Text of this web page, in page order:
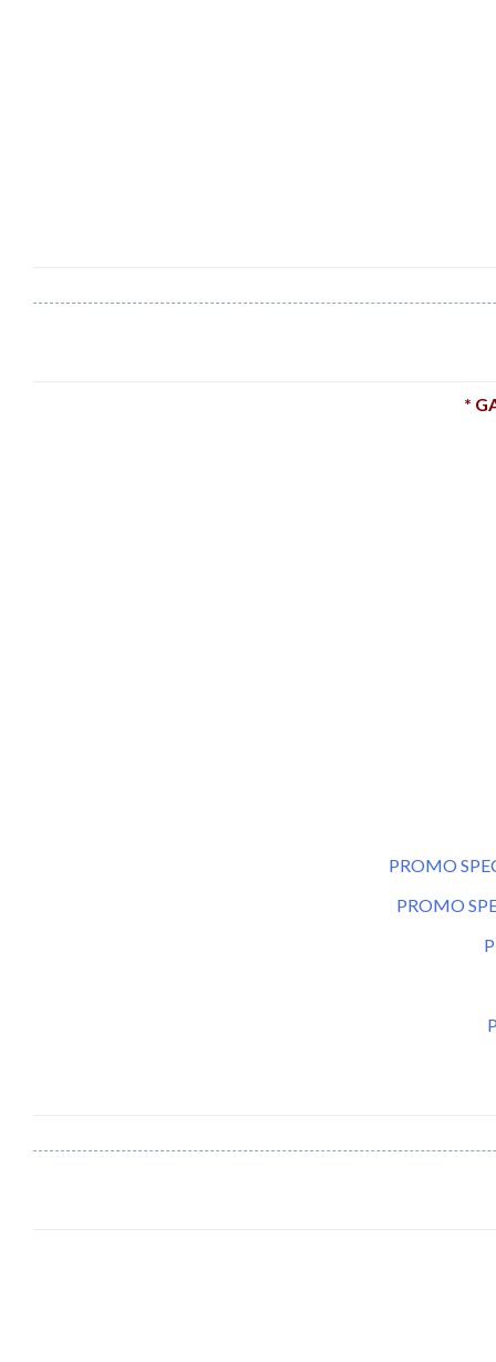
*
PROMO
PROMO